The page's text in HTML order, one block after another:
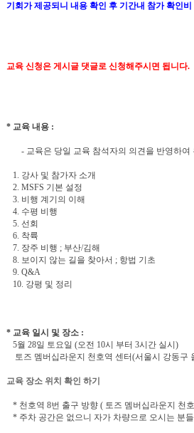
기회가 제공되니 내용 확인 후 기간내 참가 확인
교육 신청은 게시글 댓글로 신청해주시면 됩니다.
* 교육 내용 :
- 교육은 당일 교육 참석자의 의견을 반영하여
1. 강사 및 참가자 소개
2. MSFS 기본 설정
3. 비행 계기의 이해
4. 수평 비행
5. 선회
6. 착륙
7. 장주 비행 ; 부산/김해
8. 보이지 않는 길을 찾아서 ; 항법 기초
9. Q&A
10. 강평 및 정리
* 교육 일시 및 장소 :
5월 28일 토요일 (오전 10시 부터 3시간 실시)
토즈 멤버십라운지 천호역 센터(서울시 강동구
교육 장소 위치 확인 하기
* 천호역 8번 출구 방향 ( 토즈 멤버십라운지 천
* 주차 공간은 없으니 자가 차량으로 오시는 분